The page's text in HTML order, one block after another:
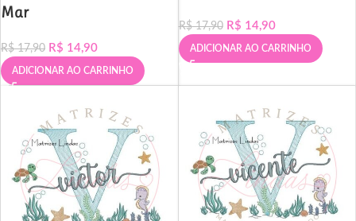
Mar
R$17,90 R$ 14,90
ADICIONAR AO CARRINHO
R$17,90 R$ 14,90
ADICIONAR AO CARRINHO